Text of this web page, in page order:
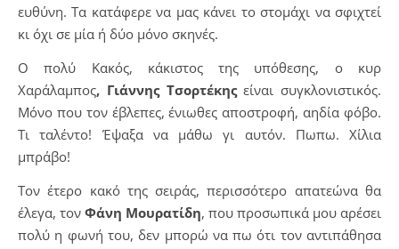
ευθύνη. Τα κατάφερε να μας κάνει το στομάχι να σφιχτεί
κι όχι σε μία ή δύο μόνο σκηνές.
Ο πολύ Κακός, κάκιστος της υπόθεσης, ο κυρ
Χαράλαμπος, Γιάννης Τσορτέκηςείναι συγκλονιστικός.
Μόνο που τον έβλεπες, ένιωθες αποστροφή, αηδία φόβο.
Τι ταλέντο! Έψαξα να μάθω γι αυτόν. Πωπω. Χίλια
μπράβο!
Τον έτερο κακό της σειράς, περισσότερο απατεώνα θα
έλεγα, τον Φάνη Μουρατίδη, που προσωπικά μου αρέσει
πολύ η φωνή του, δεν μπορώ να πω ότι τον αντιπάθησα